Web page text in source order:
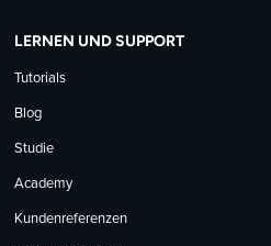
LERNEN UND SUPPORT
Tutorials
Blog
Studie
Academy
Kundenreferenzen